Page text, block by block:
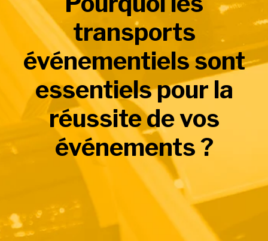
transports
événementiels sont
essentiels pour la
réussite de vos
événements ?